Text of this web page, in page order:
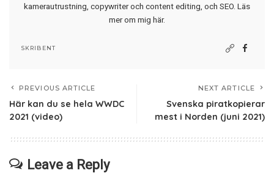
kamerautrustning, copywriter och content editing, och SEO. Läs
mer om mig här.
SKRIBENT
PREVIOUS ARTICLE
Här kan du se hela WWDC
2021 (video)
NEXT ARTICLE
Svenska piratkopierar
mest i Norden (juni 2021)
Leave a Reply